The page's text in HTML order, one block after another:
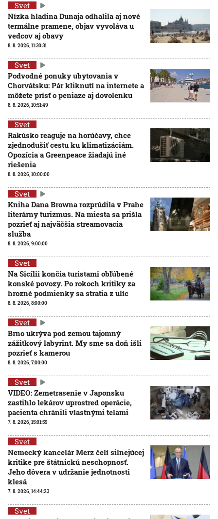
Svet
Nízka hladina Dunaja odhalila aj nové
termálne pramene, objav vyvoláva u
vedcov aj obavy
8. 8. 2026, 11:30:31
Svet
Podvodné ponuky ubytovania v
Chorvátsku: Pár kliknutí na internete a
môžete prísť o peniaze aj dovolenku
8. 8. 2026, 10:51:49
Svet
Rakúsko reaguje na horúčavy, chce
zjednodušiť cestu ku klimatizáciám.
Opozícia a Greenpeace žiadajú iné
riešenia
8. 8. 2026, 10:00:00
Svet
Kniha Dana Browna rozprúdila v Prahe
literárny turizmus. Na miesta sa prišla
pozrieť aj najväčšia streamovacia
služba
8. 8. 2026, 9:00:00
Svet
Na Sicílii končia turistami obľúbené
konské povozy. Po rokoch kritiky za
hrozné podmienky sa stratia z ulíc
8. 8. 2026, 8:00:00
Svet
Brno ukrýva pod zemou tajomný
zážitkový labyrint. My sme sa doň išli
pozrieť s kamerou
8. 8. 2026, 7:00:00
Svet
VIDEO: Zemetrasenie v Japonsku
zastihlo lekárov uprostred operácie,
pacienta chránili vlastnými telami
7. 8. 2026, 15:01:59
Svet
Nemecký kancelár Merz čelí silnejúcej
kritike pre štátnickú neschopnosť.
Jeho dôvera v udržanie jednotnosti
klesá
7. 8. 2026, 14:44:23
Svet